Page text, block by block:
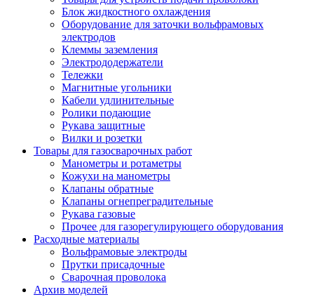
Блок жидкостного охлаждения
Оборудование для заточки вольфрамовых
электродов
Клеммы заземления
Электрододержатели
Тележки
Магнитные угольники
Кабели удлинительные
Ролики подающие
Рукава защитные
Вилки и розетки
Товары для газосварочных работ
Манометры и ротаметры
Кожухи на манометры
Клапаны обратные
Клапаны огнепреградительные
Рукава газовые
Прочее для газорегулирующего оборудования
Расходные материалы
Вольфрамовые электроды
Прутки присадочные
Сварочная проволока
Архив моделей